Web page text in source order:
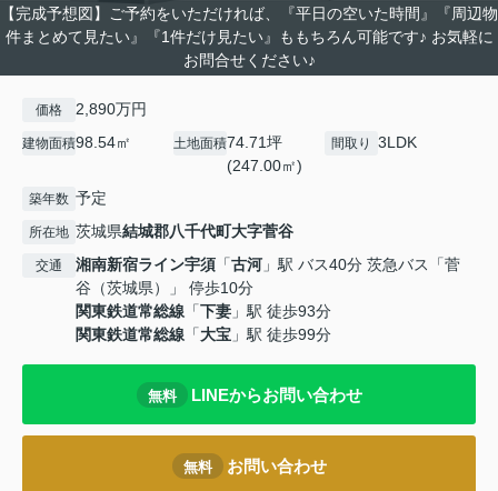
【完成予想図】ご予約をいただければ、『平日の空いた時間』『周辺物
件まとめて見たい』『1件だけ見たい』ももちろん可能です♪ お気軽に
お問合せください♪
価格 2,890万円
建物面積98.54㎡ 土地面積74.71坪
(247.00㎡)
間取り 3LDK
築年数 予定
所在地 茨城県結城郡八千代町大字菅谷
交通 湘南新宿ライン宇須 「古河 」駅 バス40分 茨急バス「菅
谷（茨城県）」 停歩10分
関東鉄道常総線 「下妻 」駅 徒歩93分
関東鉄道常総線 「大宝 」駅 徒歩99分
無料 LINEからお問い合わせ
無料 お問い合わせ